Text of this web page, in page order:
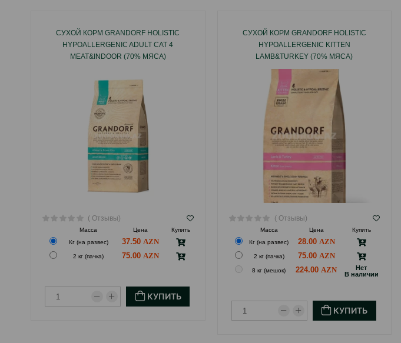
СУХОЙ КОРМ GRANDORF HOLISTIС
HYPOALLERGENIC ADULT CAT 4
MEAT&INDOOR (70% МЯСА)
ВЗРОСЛЫХ КОШЕК С ПРОБИОТИКАМИ 4
ВИДА МЯСА И БУРЫЙ РИС.
( Отзывы)
Масса Цена
Купить
Кг (на развес)
37.50
2 кг (пачка) 75.00
КУПИТЬ
СУХОЙ КОРМ GRANDORF HOLISTIС
HYPOALLERGENIC KITTEN
LAMB&TURKEY (70% МЯСА)
ГИПОАЛЛЕРГЕННЫЙ ХОЛИСТИК ДЛЯ
КОТЯТ, БЕРЕМЕННЫХ И КОРМЯЩИХ
КОШЕК С ЯГНЕНКОМ, ИНДЕЙКОЙ И
БУРЫМ РИСОМ.
( Отзывы)
Масса Цена
Купить
Кг (на развес)
28.00
2 кг (пачка) 75.00
8 кг (мешок) 224.00
Hет
B наличии
КУПИТЬ